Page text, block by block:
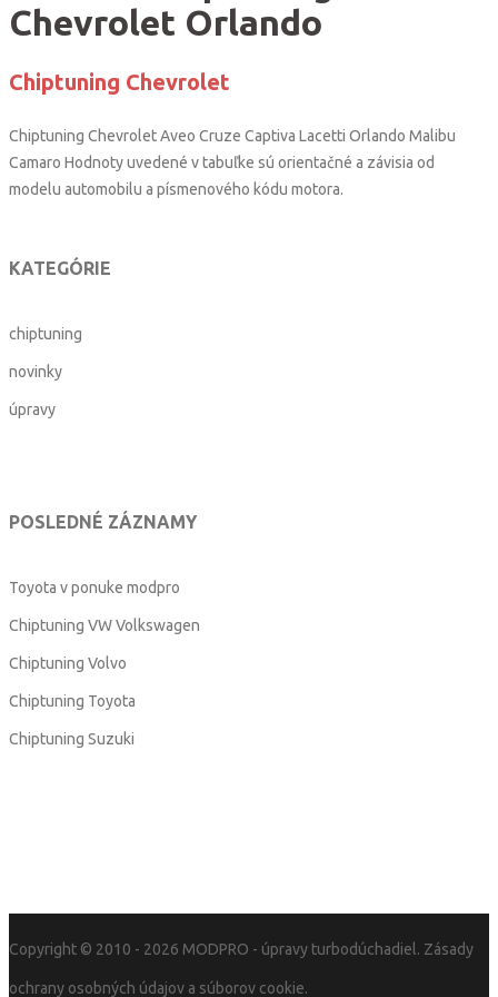
Chevrolet Orlando
Chiptuning Chevrolet
Chiptuning Chevrolet Aveo Cruze Captiva Lacetti Orlando Malibu
Camaro Hodnoty uvedené v tabuľke sú orientačné a závisia od
modelu automobilu a písmenového kódu motora.
KATEGÓRIE
chiptuning
novinky
úpravy
POSLEDNÉ ZÁZNAMY
Toyota v ponuke modpro
Chiptuning VW Volkswagen
Chiptuning Volvo
Chiptuning Toyota
Chiptuning Suzuki
Copyright © 2010 - 2026 MODPRO - úpravy turbodúchadiel. Zásady
ochrany osobných údajov a súborov cookie.